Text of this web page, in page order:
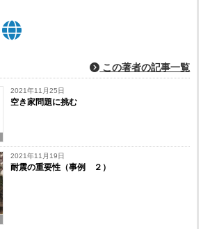
この著者の記事一覧
2021年11月25日
空き家問題に挑む
2021年11月19日
耐震の重要性（事例 ２）